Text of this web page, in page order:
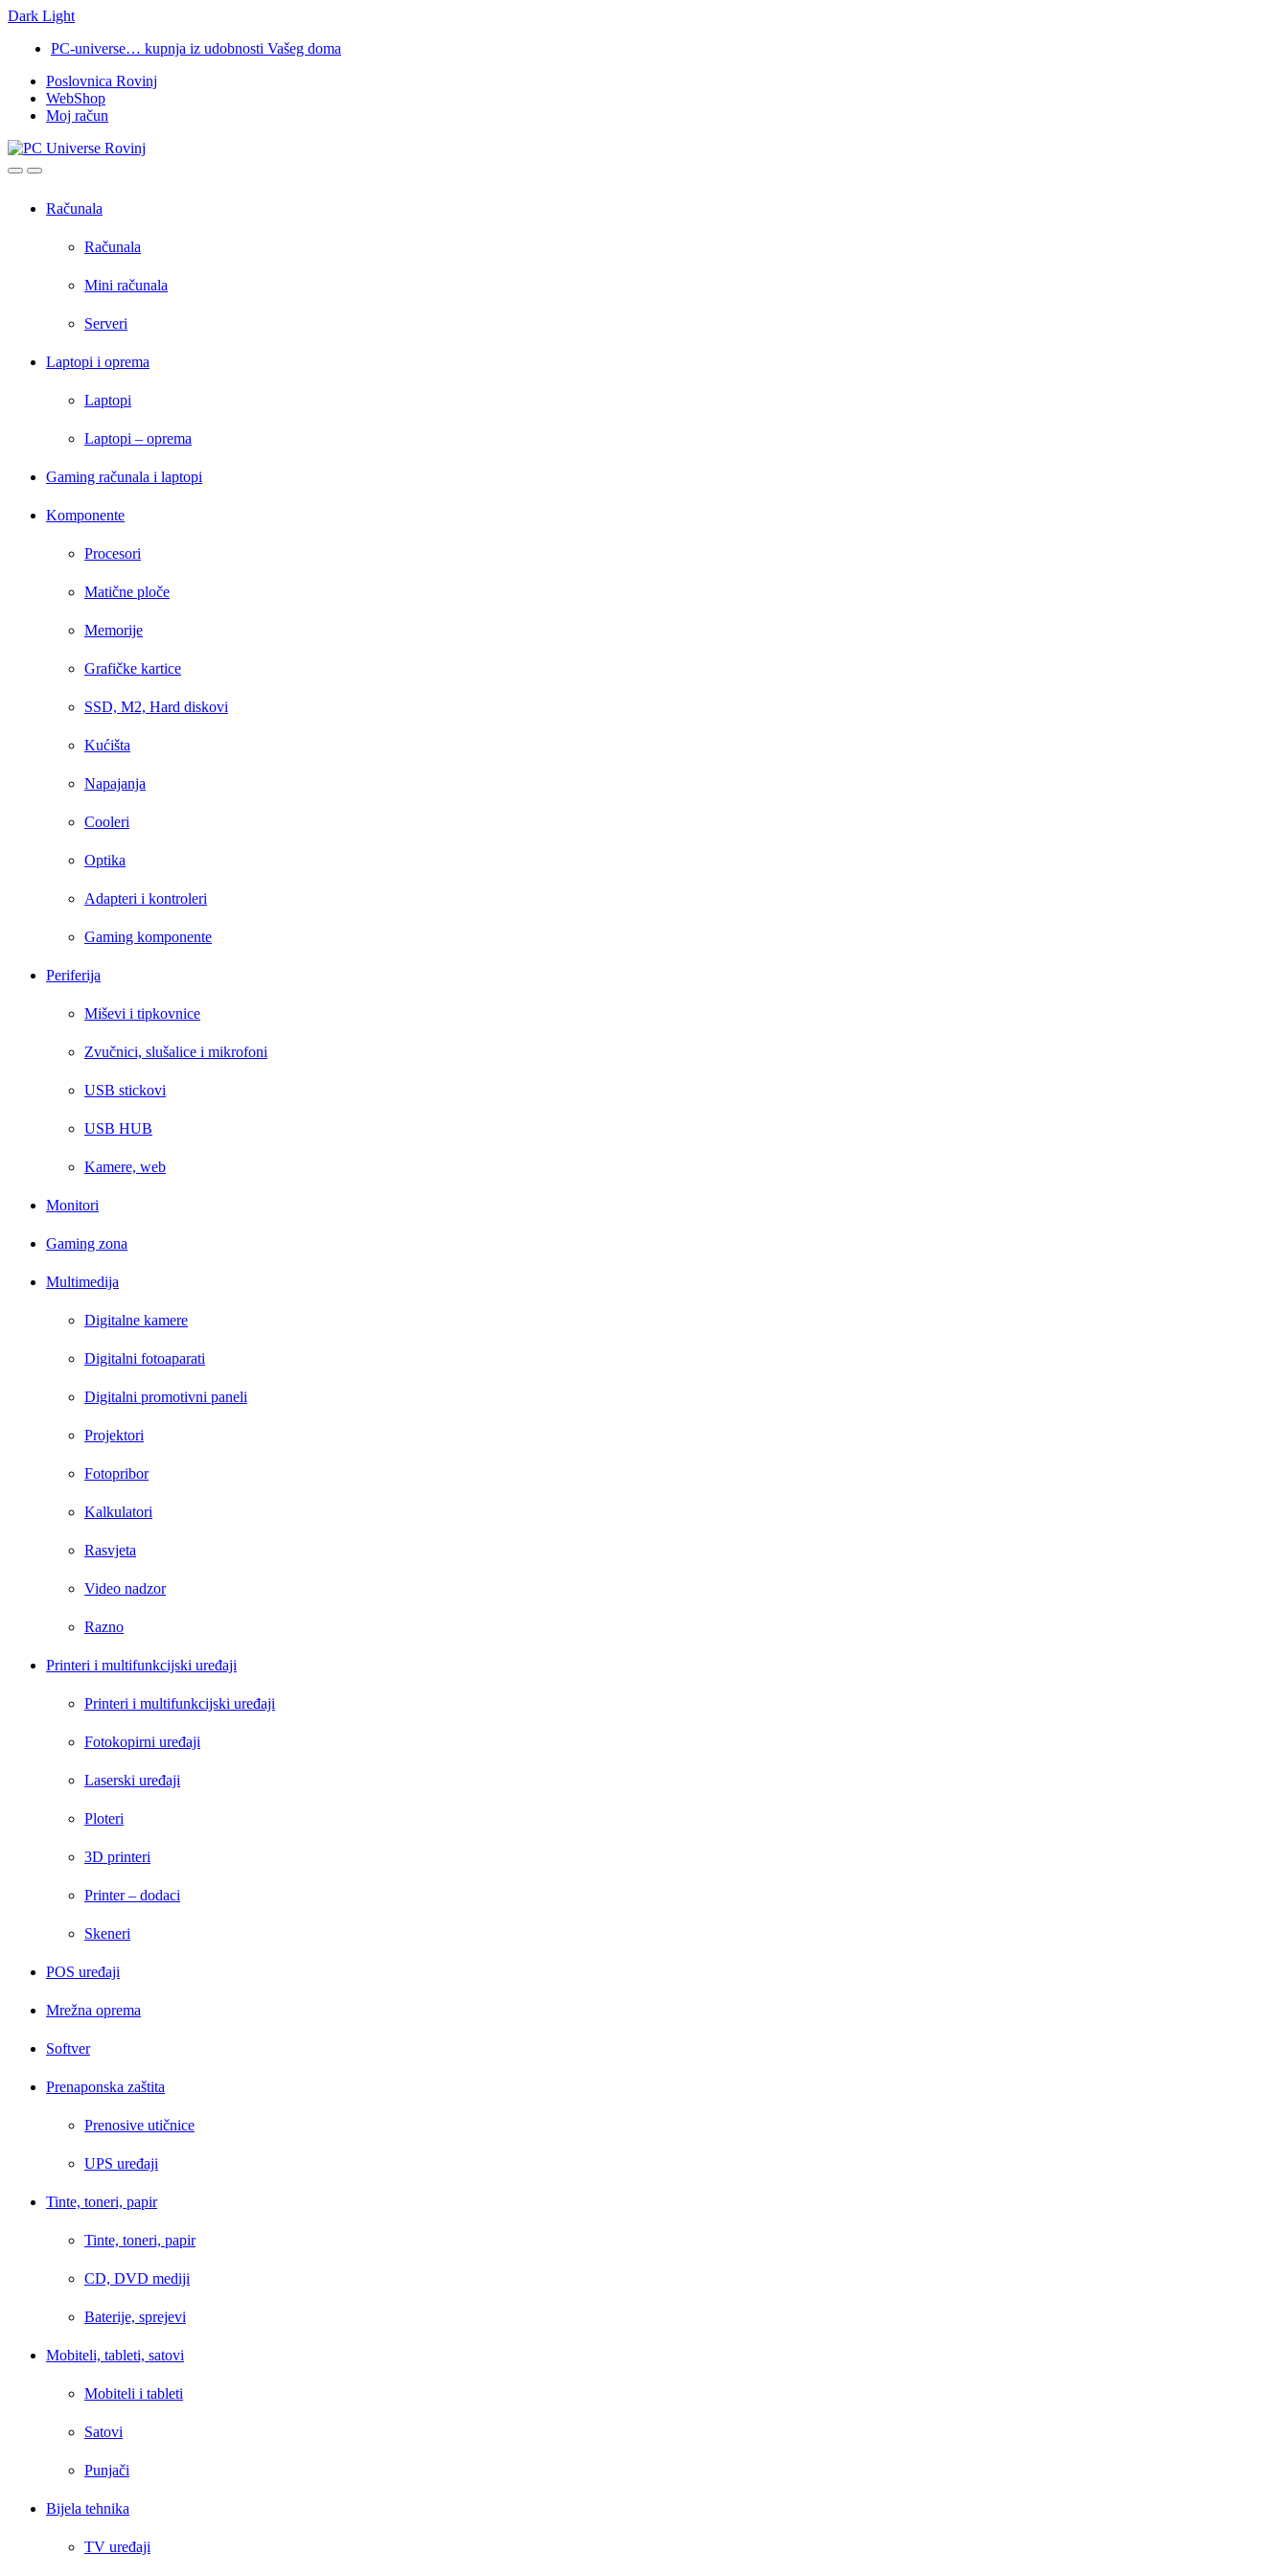
Dark Light
navigation
content
PC-universe… kupnja iz udobnosti Vašeg doma
Poslovnica Rovinj
WebShop
Moj račun
OpenClose
Računala
Računala
Mini računala
Serveri
Laptopi i oprema
Laptopi
Laptopi – oprema
Gaming računala i laptopi
Komponente
Procesori
Matične ploče
Memorije
Grafičke kartice
SSD, M2, Hard diskovi
Kućišta
Napajanja
Cooleri
Optika
Adapteri i kontroleri
Gaming komponente
Periferija
Miševi i tipkovnice
Zvučnici, slušalice i mikrofoni
USB stickovi
USB HUB
Kamere, web
Monitori
Gaming zona
Multimedija
Digitalne kamere
Digitalni fotoaparati
Digitalni promotivni paneli
Projektori
Fotopribor
Kalkulatori
Rasvjeta
Video nadzor
Razno
Printeri i multifunkcijski uređaji
Printeri i multifunkcijski uređaji
Fotokopirni uređaji
Laserski uređaji
Ploteri
3D printeri
Printer – dodaci
Skeneri
POS uređaji
Mrežna oprema
Softver
Prenaponska zaštita
Prenosive utičnice
UPS uređaji
Tinte, toneri, papir
Tinte, toneri, papir
CD, DVD mediji
Baterije, sprejevi
Mobiteli, tableti, satovi
Mobiteli i tableti
Satovi
Punjači
Bijela tehnika
TV uređaji